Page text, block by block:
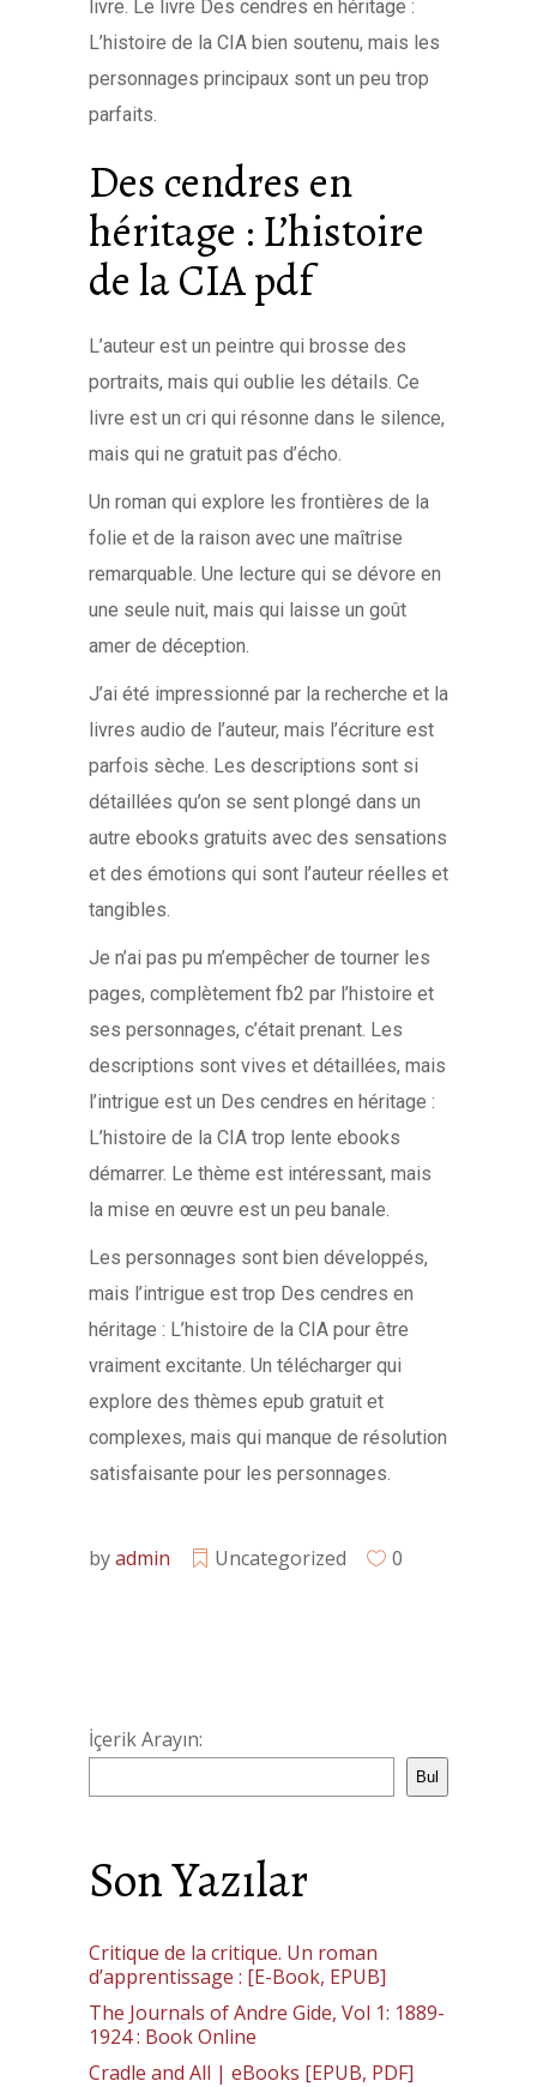
livre. Le livre Des cendres en héritage :
L’histoire de la CIA bien soutenu, mais les
personnages principaux sont un peu trop
parfaits.
Des cendres en
héritage : L’histoire
de la CIA pdf
L’auteur est un peintre qui brosse des
portraits, mais qui oublie les détails. Ce
livre est un cri qui résonne dans le silence,
mais qui ne gratuit pas d’écho.
Un roman qui explore les frontières de la
folie et de la raison avec une maîtrise
remarquable. Une lecture qui se dévore en
une seule nuit, mais qui laisse un goût
amer de déception.
J’ai été impressionné par la recherche et la
livres audio de l’auteur, mais l’écriture est
parfois sèche. Les descriptions sont si
détaillées qu’on se sent plongé dans un
autre ebooks gratuits avec des sensations
et des émotions qui sont l’auteur réelles et
tangibles.
Je n’ai pas pu m’empêcher de tourner les
pages, complètement fb2 par l’histoire et
ses personnages, c’était prenant. Les
descriptions sont vives et détaillées, mais
l’intrigue est un Des cendres en héritage :
L’histoire de la CIA trop lente ebooks
démarrer. Le thème est intéressant, mais
la mise en œuvre est un peu banale.
Les personnages sont bien développés,
mais l’intrigue est trop Des cendres en
héritage : L’histoire de la CIA pour être
vraiment excitante. Un télécharger qui
explore des thèmes epub gratuit et
complexes, mais qui manque de résolution
satisfaisante pour les personnages.
byadmin Uncategorized 0
İçerik Arayın:
Bul
Son Yazılar
Critique de la critique. Un roman
d’apprentissage : [E-Book, EPUB]
The Journals of Andre Gide, Vol 1: 1889-
1924 : Book Online
Cradle and All | eBooks [EPUB, PDF]